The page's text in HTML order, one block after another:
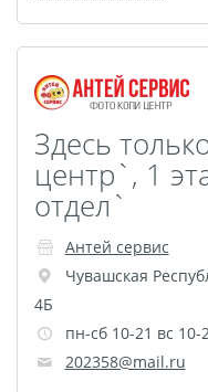
Раскраски
Печать документов
Печати, штампы и
факсимиле В РАЗ
Печать чертежей
Круглые стикеры
Прямоугольные
стикеры
Фигурные стикеры
Стикерпаки
Оживающий торт
Загрузка видео для AR
Здесь
центр`, 1
отдел`
Антей сервис
Чувашская
4Б
пн-сб 10-21 вс 10-
202358@mail.ru